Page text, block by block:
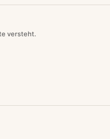
versteht.